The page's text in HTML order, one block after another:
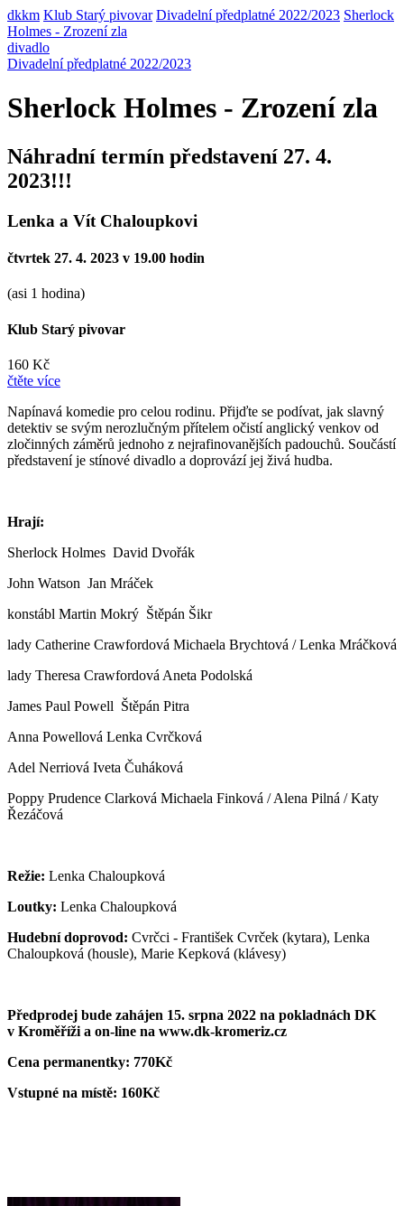
dkkm Klub Starý pivovar Divadelní předplatné 2022/2023 Sherlock
Holmes - Zrození zla
divadlo
Divadelní předplatné 2022/2023
Sherlock Holmes - Zrození zla
Náhradní termín představení 27. 4.
2023!!!
Lenka a Vít Chaloupkovi
čtvrtek 27. 4. 2023 v 19.00 hodin
(asi 1 hodina)
Klub Starý pivovar
160 Kč
čtěte více
Napínavá komedie pro celou rodinu. Přijďte se podívat, jak slavný
detektiv se svým nerozlučným přítelem očistí anglický venkov od
zločinných záměrů jednoho z nejrafinovanějších padouchů. Součástí
představení je stínové divadlo a doprovází jej živá hudba.
Hrají:
Sherlock Holmes David Dvořák
John Watson Jan Mráček
konstábl Martin Mokrý Štěpán Šikr
lady Catherine Crawfordová Michaela Brychtová / Lenka Mráčková
lady Theresa Crawfordová Aneta Podolská
James Paul Powell Štěpán Pitra
Anna Powellová Lenka Cvrčková
Adel Nerriová Iveta Čuháková
Poppy Prudence Clarková Michaela Finková / Alena Pilná / Katy
Řezáčová
Režie: Lenka Chaloupková
Loutky: Lenka Chaloupková
Hudební doprovod: Cvrčci - František Cvrček (kytara), Lenka
Chaloupková (housle), Marie Kepková (klávesy)
Předprodej bude zahájen 15. srpna 2022 na pokladnách DK
v Kroměříži a on-line na www.dk-kromeriz.cz
Cena permanentky: 770Kč
Vstupné na místě: 160Kč